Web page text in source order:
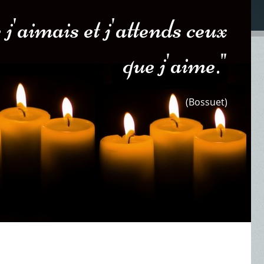
et j'attends ceux
que j'aime."
(Bossuet)